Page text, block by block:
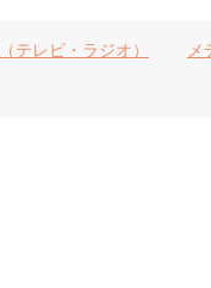
テレビ・ラジオ） メ